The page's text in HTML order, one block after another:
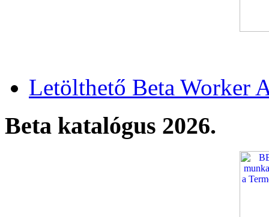
Letölthető Beta Worker
Beta katalógus 2026.